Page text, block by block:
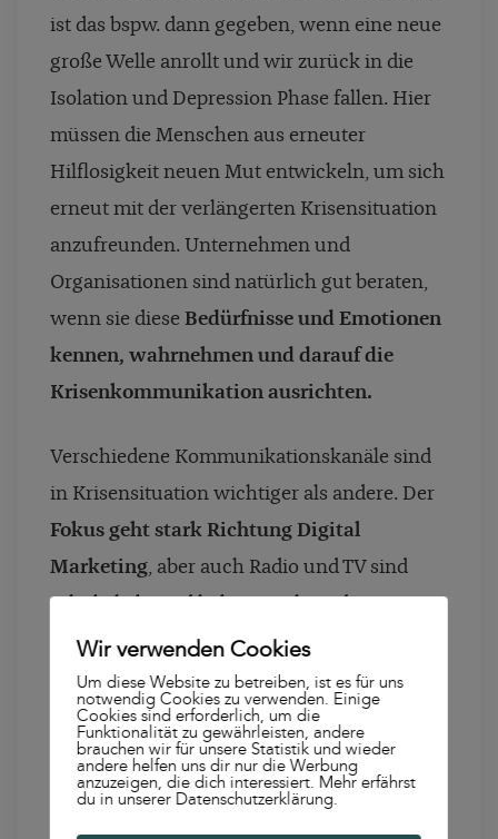
ist das bspw. dann gegeben, wenn eine neue
große Welle anrollt und wir zurück in die
Isolation und Depression Phase fallen. Hier
müssen die Menschen aus erneuter
Hilflosigkeit neuen Mut entwickeln, um sich
erneut mit der verlängerten Krisensituation
anzufreunden. Unternehmen und
Organisationen sind natürlich gut beraten,
wenn sie diese Bedürfnisse und Emotionen
kennen, wahrnehmen und darauf die
Krisenkommunikation ausrichten.
Verschiedene Kommunikationskanäle sind
in Krisensituation wichtiger als andere. Der
Fokus geht stark Richtung Digital
Marketing, aber auch Radio und TV sind
sehr beliebt und haben wachsende
Nachfrage, sodass das bereits totgesagte
lineare TV eine Renaissance erlebt und sehr
viele Zuschauer:innen zu verzeichnen hat.
Die Tagesschau konnte beispielsweise im
März 2020 zum Teil 7 Millionen mehr
Wir verwenden Cookies
Um diese Website zu betreiben, ist es für uns
notwendig Cookies zu verwenden. Einige
Cookies sind erforderlich, um die
Funktionalität zu gewährleisten, andere
brauchen wir für unsere Statistik und wieder
andere helfen uns dir nur die Werbung
anzuzeigen, die dich interessiert. Mehr erfährst
du in unserer Datenschutzerklärung.